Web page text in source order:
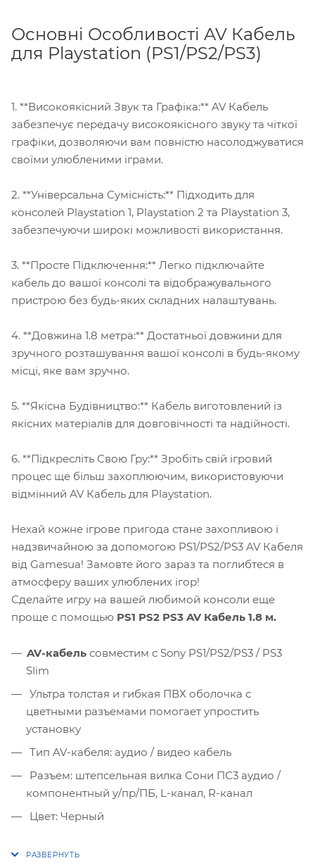
Основні Особливості AV Кабель
для Playstation (PS1/PS2/PS3)
1. **Високоякісний Звук та Графіка:** AV Кабель
забезпечує передачу високоякісного звуку та чіткої
графіки, дозволяючи вам повністю насолоджуватися
своїми улюбленими іграми.
2. **Універсальна Сумісність:** Підходить для
консолей Playstation 1, Playstation 2 та Playstation 3,
забезпечуючи широкі можливості використання.
3. **Просте Підключення:** Легко підключайте
кабель до вашої консолі та відображувального
пристрою без будь-яких складних налаштувань.
4. **Довжина 1.8 метра:** Достатньої довжини для
зручного розташування вашої консолі в будь-якому
місці, яке вам зручно.
5. **Якісна Будівництво:** Кабель виготовлений із
якісних матеріалів для довговічності та надійності.
6. **Підкресліть Свою Гру:** Зробіть свій ігровий
процес ще більш захоплюючим, використовуючи
відмінний AV Кабель для Playstation.
Нехай кожне ігрове пригода стане захопливою і
надзвичайною за допомогою PS1/PS2/PS3 AV Кабеля
від Gamesua! Замовте його зараз та поглибтеся в
атмосферу ваших улюблених ігор!
Сделайте игру на вашей любимой консоли еще
проще с помощью PS1 PS2 PS3 AV Кабель 1.8 м.
AV-кабель совместим с Sony PS1/PS2/PS3 / PS3
Slim
Ультра толстая и гибкая ПВХ оболочка с
цветными разъемами помогает упростить
установку
Тип AV-кабеля: аудио / видео кабель
Разъем: штепсельная вилка Сони ПС3 аудио /
компонентный y/пр/ПБ, L-канал, R-канал
Цвет: Черный